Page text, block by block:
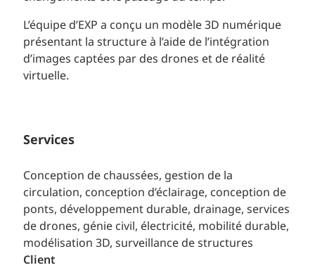
L’équipe d’EXP a conçu un modèle 3D numérique
présentant la structure à l’aide de l’intégration
d’images captées par des drones et de réalité
virtuelle.
Services
Conception de chaussées, gestion de la
circulation, conception d’éclairage, conception de
ponts, développement durable, drainage, services
de drones, génie civil, électricité, mobilité durable,
modélisation 3D, surveillance de structures
Client